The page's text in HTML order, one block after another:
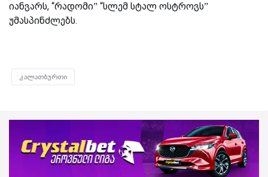
იანვარს, “რადომი” “სლემ სტალ ოსტროვს”
უმასპინძლებს.
კალათბურთი